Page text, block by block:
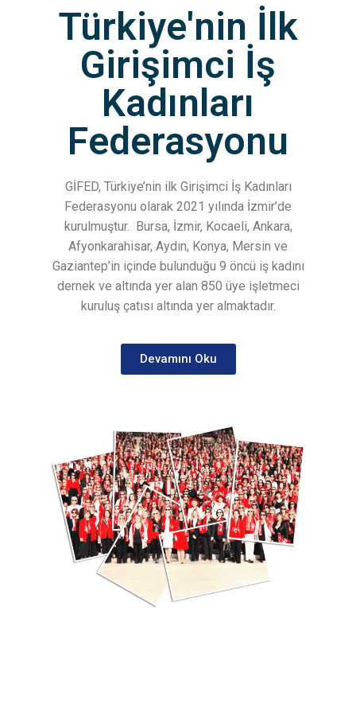
Türkiye'nin İlk
Girişimci İş
Kadınları
Federasyonu
GİFED, Türkiye’nin ilk Girişimci İş Kadınları
Federasyonu olarak 2021 yılında İzmir’de
kurulmuştur. Bursa, İzmir, Kocaeli, Ankara,
Afyonkarahisar, Aydın, Konya, Mersin ve
Gaziantep’in içinde bulunduğu 9 öncü iş kadını
dernek ve altında yer alan 850 üye işletmeci
kuruluş çatısı altında yer almaktadır.
Devamını Oku